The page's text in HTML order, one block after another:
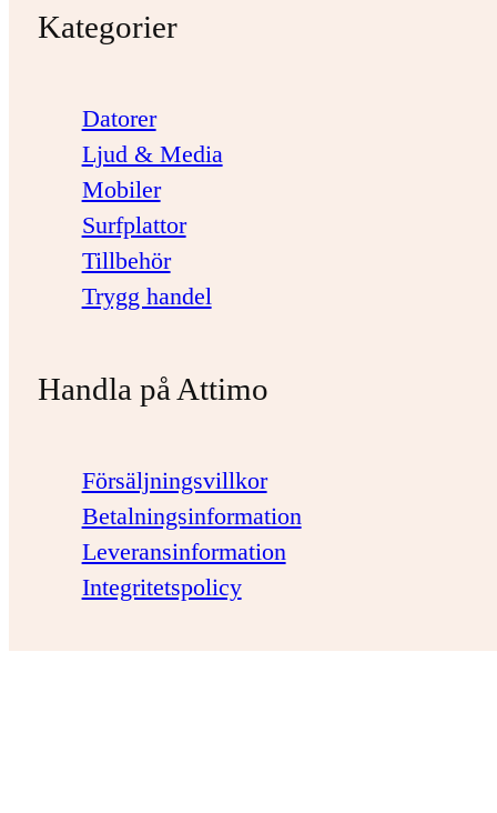
Kategorier
Datorer
Ljud & Media
Mobiler
Surfplattor
Tillbehör
Trygg handel
Handla på Attimo
Försäljningsvillkor
Betalningsinformation
Leveransinformation
Integritetspolicy